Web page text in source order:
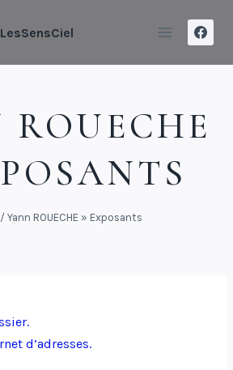
ROUECHE
/ Yann ROUECHE » Exposants
d’adresses.